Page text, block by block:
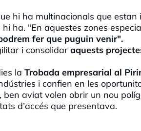
hi ha multinacionals que estan
ha. "En aquestes zones
fer que puguin venir".
i consolidar aquests
la Trobada empresarial al
i confien en les
ben aviat volen obrir un nou
d’accés que presentava.